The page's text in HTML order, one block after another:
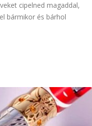
cipelned magaddal,
bármikor és bárhol